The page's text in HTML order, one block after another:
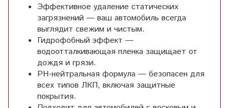
Эффективное удаление статических
загрязнений — ваш автомобиль всегда
выглядит свежим и чистым.
Гидрофобный эффект —
водоотталкивающая пленка защищает от
дождя и грязи.
PH-нейтральная формула — безопасен для
всех типов ЛКП, включая защитные
покрытия.